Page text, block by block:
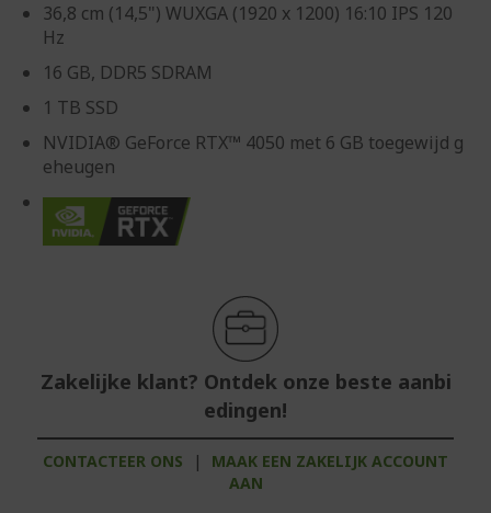
36,8 cm (14,5") WUXGA (1920 x 1200) 16:10 IPS 120
Hz
16 GB, DDR5 SDRAM
1 TB SSD
NVIDIA® GeForce RTX™ 4050 met 6 GB toegewijd g
eheugen
Zakelijke klant? Ontdek onze beste aanbi
edingen!
CONTACTEER ONS |
MAAK EEN ZAKELIJK ACCOUNT
AAN